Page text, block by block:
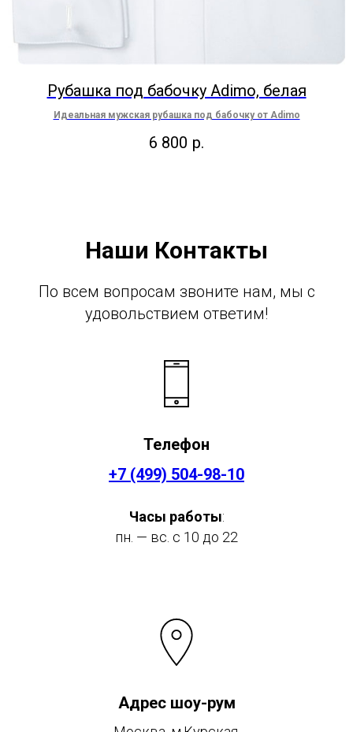
Рубашка под бабочку Adimo, белая
Идеальная мужская рубашка под бабочку от Adimo
6 800 р.
Наши Контакты
По всем вопросам звоните нам, мы с
удовольствием ответим!
Телефон
+7 (499) 504-98-10
Часы работы:
пн. — вс. c 10 до 22
Адрес шоу-рум